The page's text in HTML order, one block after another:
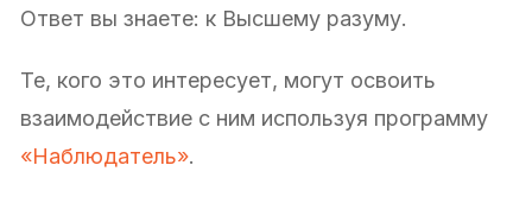
Ответ вы знаете: к Высшему разуму.
Те, кого это интересует, могут освоить
взаимодействие с ним используя программу
«Наблюдатель».